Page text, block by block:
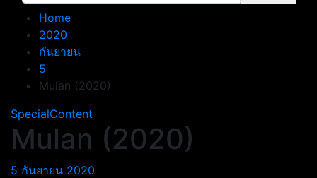
Home
2020
กันยายน
5
Mulan (2020)
SpecialContent
Mulan (2020)
5 กันยายน 2020